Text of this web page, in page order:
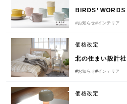
#お知らせ#インテリア
価格改定
#お知らせ#インテリア
価格改定